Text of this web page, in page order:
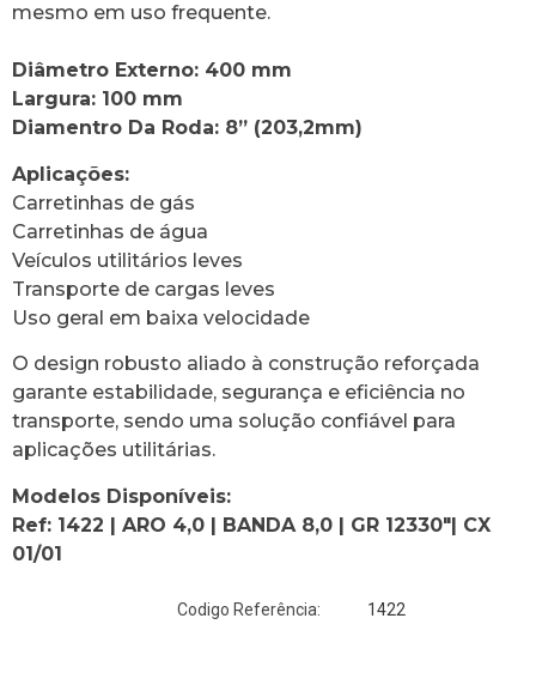
mesmo em uso frequente.
Diâmetro Externo: 400 mm
Largura: 100 mm
Diamentro Da Roda: 8” (203,2mm)
Aplicações:
Carretinhas de gás
Carretinhas de água
Veículos utilitários leves
Transporte de cargas leves
Uso geral em baixa velocidade
O design robusto aliado à construção reforçada
garante estabilidade, segurança e eficiência no
transporte, sendo uma solução confiável para
aplicações utilitárias.
Modelos Disponíveis:
Ref: 1422 | ARO 4,0 | BANDA 8,0 | GR 12330″| CX
01/01
Codigo Referência: 1422